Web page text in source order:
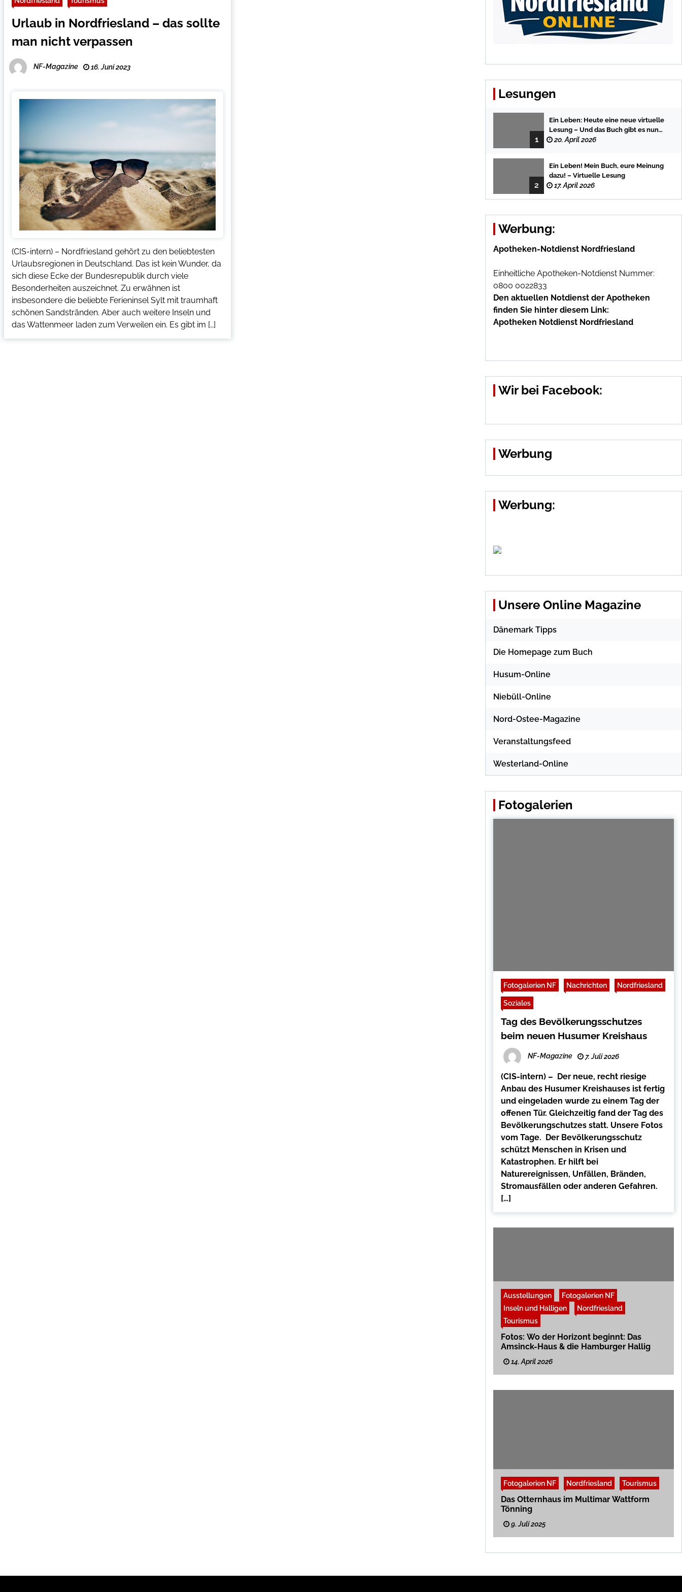
Urlaub in Nordfriesland – das sollte
man nicht verpassen
NF-Magazine 16. Juni 2023
(CIS-intern) – Nordfriesland gehört zu den beliebtesten
Urlaubsregionen in Deutschland. Das ist kein Wunder, da
sich diese Ecke der Bundesrepublik durch viele
Besonderheiten auszeichnet. Zu erwähnen ist
insbesondere die beliebte Ferieninsel Sylt mit traumhaft
schönen Sandstränden. Aber auch weitere Inseln und
das Wattenmeer laden zum Verweilen ein. Es gibt im […]
Lesungen
1
Ein Leben: Heute eine neue virtuelle
Lesung – Und das Buch gibt es nun
auch in der Bredstedter
20. April 2026
2
Ein Leben! Mein Buch, eure Meinung
dazu! – Virtuelle Lesung
17. April 2026
Werbung:
Apotheken-Notdienst Nordfriesland
Einheitliche Apotheken-Notdienst Nummer:
0800 0022833
Den aktuellen Notdienst der Apotheken
finden Sie hinter diesem Link:
Apotheken Notdienst Nordfriesland
Wir bei Facebook:
Werbung
Werbung:
Unsere Online Magazine
Dänemark Tipps
Die Homepage zum Buch
Husum-Online
Niebüll-Online
Nord-Ostee-Magazine
Veranstaltungsfeed
Westerland-Online
Fotogalerien
Fotogalerien NF Nachrichten Nordfriesland
Soziales
Tag des Bevölkerungsschutzes
beim neuen Husumer Kreishaus
NF-Magazine 7. Juli 2026
(CIS-intern) – Der neue, recht riesige
Anbau des Husumer Kreishauses ist fertig
und eingeladen wurde zu einem Tag der
offenen Tür. Gleichzeitig fand der Tag des
Bevölkerungschutzes statt. Unsere Fotos
vom Tage. Der Bevölkerungsschutz
schützt Menschen in Krisen und
Katastrophen. Er hilft bei
Naturereignissen, Unfällen, Bränden,
Stromausfällen oder anderen Gefahren.
[…]
Ausstellungen
Fotogalerien NF
Inseln und Halligen
Nordfriesland
Tourismus
Fotos: Wo der Horizont beginnt: Das
Amsinck-Haus & die Hamburger Hallig
14. April 2026
Fotogalerien NF Nordfriesland Tourismus
Das Otternhaus im Multimar Wattform
Tönning
9. Juli 2025